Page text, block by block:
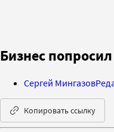
Бизнес
Сергей Мингазов
Копировать ссылку